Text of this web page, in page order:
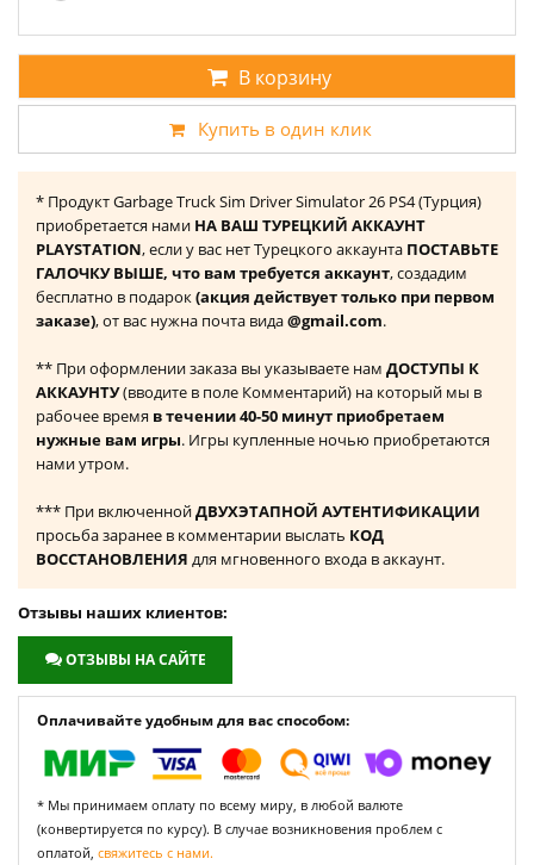
В корзину
Купить в один клик
* Продукт Garbage Truck Sim Driver Simulator 26 PS4 (Турция)
приобретается нами НА ВАШ ТУРЕЦКИЙ АККАУНТ
PLAYSTATION, если у вас нет Турецкого аккаунта ПОСТАВЬТЕ
ГАЛОЧКУ ВЫШЕ, что вам требуется аккаунт, создадим
бесплатно в подарок(акция действует только при первом
заказе), от вас нужна почта вида@gmail.com.
** При оформлении заказа вы указываете нам ДОСТУПЫ К
АККАУНТУ(вводите в поле Комментарий) на который мы в
рабочее время в течении 40-50 минут приобретаем
нужные вам игры. Игры купленные ночью приобретаются
нами утром.
*** При включеннойДВУХЭТАПНОЙ АУТЕНТИФИКАЦИИ
просьба заранее в комментарии выслать КОД
ВОССТАНОВЛЕНИЯ для мгновенного входа в аккаунт.
Отзывы наших клиентов:
ОТЗЫВЫ НА САЙТЕ
Оплачивайте удобным для вас способом:
* Мы принимаем оплату по всему миру, в любой валюте
(конвертируется по курсу). В случае возникновения проблем с
оплатой, свяжитесь с нами.